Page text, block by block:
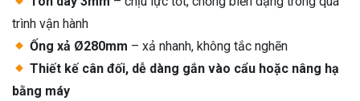
trình vận hành
Ống xả Ø280mm – xả nhanh, không tắc nghẽn
Thiết kế cân đối, dễ dàng gắn vào cẩu hoặc nâng hạ
bằng máy